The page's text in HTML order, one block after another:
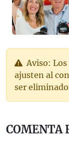
Aviso:
ajusten al
ser
COMENTA